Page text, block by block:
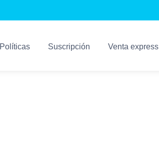
Políticas Suscripción Venta express